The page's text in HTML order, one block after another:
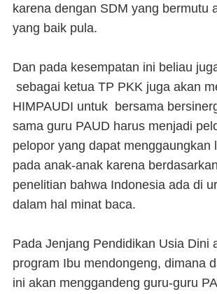
karena dengan SDM yang bermutu
yang baik pula.
Dan pada kesempatan ini beliau
sebagai ketua TP PKK juga akan
HIMPAUDI untuk bersama
sama guru PAUD harus menjadi
pelopor yang dapat menggaungkan
pada anak-anak karena
penelitian bahwa Indonesia ada di
dalam hal minat baca.
Pada Jenjang Pendidikan Usia Dini
program Ibu mendongeng, dimana
ini akan menggandeng guru-guru